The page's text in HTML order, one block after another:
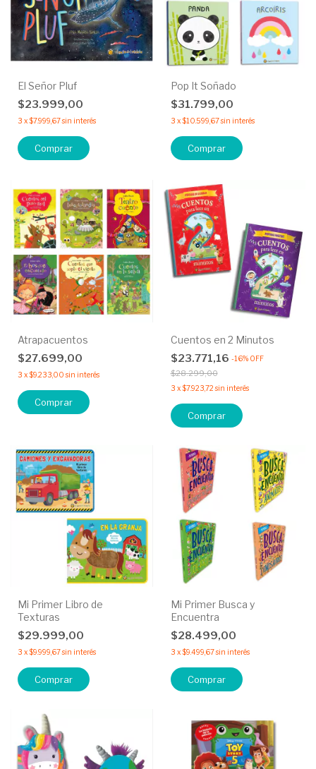
El Señor Pluf
$23.999,00
3 x$7.999,67sin interés
Pop It Soñado
$31.799,00
3 x$10.599,67sin interés
Comprar
Atrapacuentos
$27.699,00
3 x$9.233,00 sin interés
Comprar
Cuentos en 2 Minutos
$23.771,16 -16% OFF
$28.299,00
3 x$7.923,72 sin interés
Comprar
Mi Primer Libro de
Texturas
$29.999,00
3 x$9.999,67sin interés
Comprar
Mi Primer Busca y
Encuentra
$28.499,00
3 x$9.499,67sin interés
Comprar